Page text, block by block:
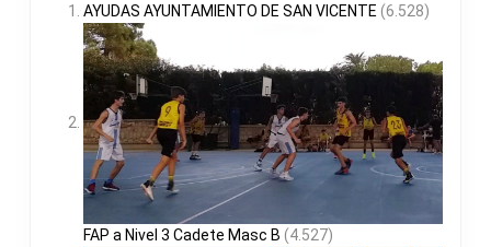
AYUDAS AYUNTAMIENTO DE SAN VICENTE (6.528)
FAP a Nivel 3 Cadete Masc B (4.527)